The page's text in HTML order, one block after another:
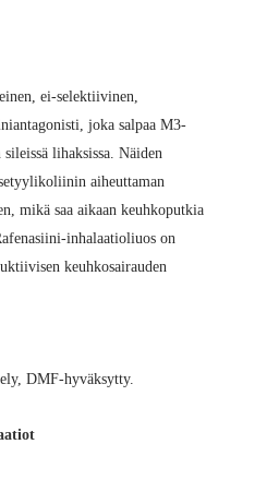
ei-selektiivinen,
joka salpaa M3-
lihaksissa. Näiden
aiheuttaman
mikä saa aikaan keuhkoputkia
inhalaatioliuos on
keuhkosairauden
DMF-hyväksytty.